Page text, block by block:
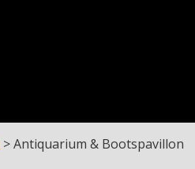
>Antiquarium & Bootspavillon